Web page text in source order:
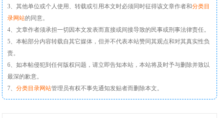
3、其他单位或个人使用、转载或引用本文时必须同时征得该文章作者和分类目
录网站的同意。
4、文章作者须承担一切因本文发表而直接或间接导致的民事或刑事法律责任。
5、本帖部分内容转载自其它媒体，但并不代表本站赞同其观点和对其真实性负
责。
6、如本帖侵犯到任何版权问题，请立即告知本站，本站将及时予与删除并致以
最深的歉意。
7、分类目录网站管理员有权不事先通知发贴者而删除本文。